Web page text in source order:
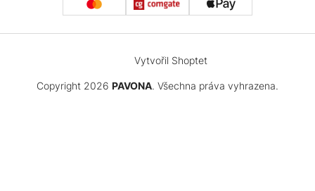
Vytvořil Shoptet
Copyright 2026 PAVONA. Všechna práva vyhrazena.